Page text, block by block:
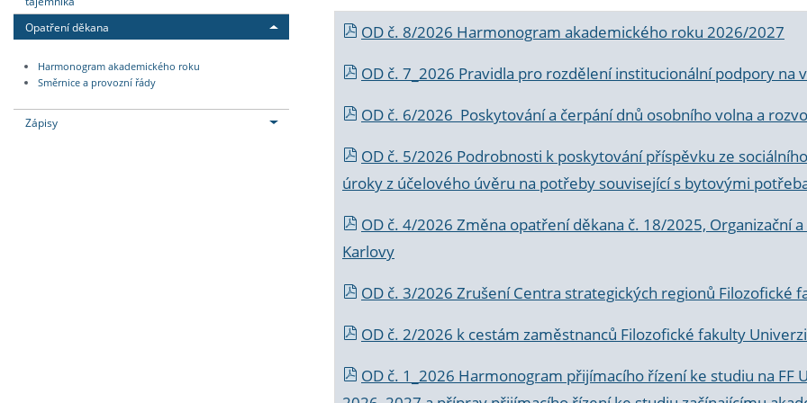
Opatření děkana
Harmonogram akademického roku
Směrnice a provozní řády
Zápisy
OD č. 8/2026 Harmonogram akademického roku 2026/2027
OD č. 7_2026 Pravidla pro rozdělení institucionální podpory na
OD č. 6/2026 Poskytování a čerpání dnů osobního volna a
OD č. 5/2026 Podrobnosti k poskytování příspěvku ze
úroky z účelového úvěru na potřeby související s bytovými
OD č. 4/2026 Změna opatření děkana č. 18/2025, Organizační
Karlovy
OD č. 3/2026 Zrušení Centra strategických regionů Filozofické
OD č. 2/2026 k cestám zaměstnanců Filozofické fakulty
OD č. 1_2026 Harmonogram přijímacího řízení ke studiu na